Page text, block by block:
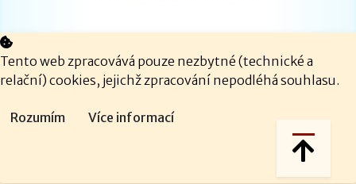
Tento web zpracovává pouze nezbytné (technické a
relační) cookies, jejichž zpracování nepodléhá souhlasu.
Rozumím Více informací